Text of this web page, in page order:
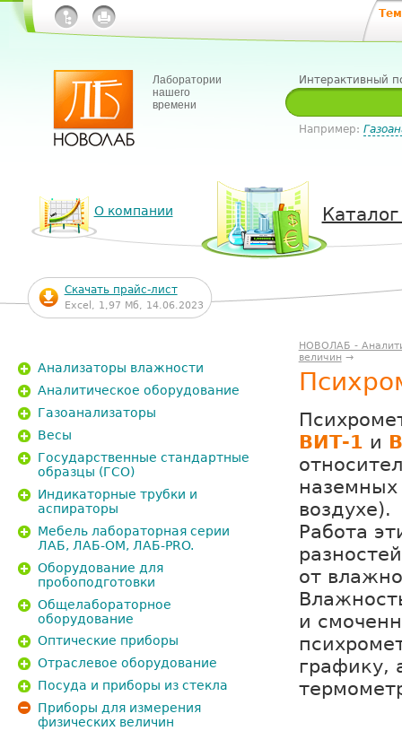
Лаборатории
нашего
времени
Интерактивный
Например:
О компании
Скачать прайс-лист
Excel, 1,97 Мб, 14.06.2023
НОВОЛАБ -
величин →
ВИТ-1 и
воздухе).
Работа
от
и
графику,
Анализаторы влажности
Аналитическое оборудование
Газоанализаторы
Весы
Государственные стандартные
образцы (ГСО)
Индикаторные трубки и
аспираторы
Мебель лабораторная серии
ЛАБ, ЛАБ-ОМ, ЛАБ-PRO.
Оборудование для
пробоподготовки
Общелабораторное
оборудование
Оптические приборы
Отраслевое оборудование
Посуда и приборы из стекла
Приборы для измерения
физических величин